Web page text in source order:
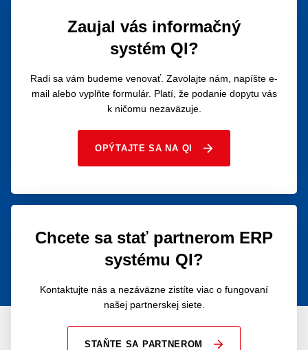
Zaujal vás informačný
systém QI?
Radi sa vám budeme venovať. Zavolajte nám, napíšte e-
mail alebo vyplňte formulár. Platí, že podanie dopytu vás
k ničomu nezaväzuje.
OPÝTAJTE SA NA QI
Chcete sa stať partnerom ERP
systému QI?
Kontaktujte nás a nezáväzne zistíte viac o fungovaní
našej partnerskej siete.
STAŇTE SA PARTNEROM